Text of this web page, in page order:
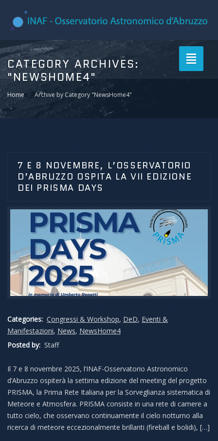
Toggle
CATEGORY ARCHIVES:
"NEWSHOME4"
Home Archive by Category "NewsHome4"
7 E 8 NOVEMBRE, L’OSSERVATORIO
D’ABRUZZO OSPITA LA VII EDIZIONE
DEI PRISMA DAYS
Categories: Congressi & Workshop, DeD, Eventi &
Manifestazioni, News, NewsHome4
Posted by: Staff
Il 7 e 8 novembre 2025, l’INAF-Osservatorio Astronomico
d’Abruzzo ospiterà la settima edizione del meeting del progetto
PRISMA, la Prima Rete Italiana per la Sorveglianza sistematica di
Meteore e Atmosfera. PRISMA consiste in una rete di camere a
tutto cielo, che osservano continuamente il cielo notturno alla
ricerca di meteore eccezionalmente brillanti (fireball e bolidi), […]